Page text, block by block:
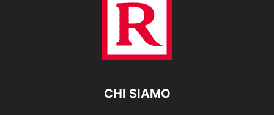
CHI SIAMO